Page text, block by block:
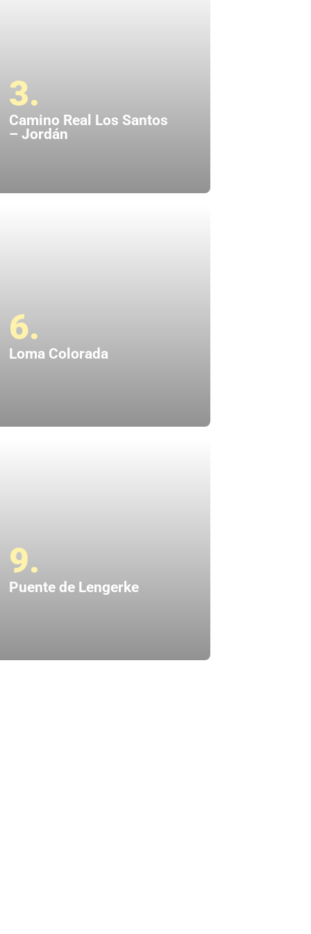
3.
Camino Real Los Santos
– Jordán
6.
Loma Colorada
9.
Puente de Lengerke